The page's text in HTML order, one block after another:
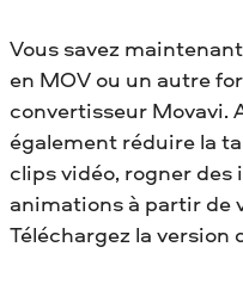
Vous savez
en MOV ou un autre
convertisseur Movavi.
également réduire la
clips vidéo, rogner des
animations à partir de
Téléchargez la